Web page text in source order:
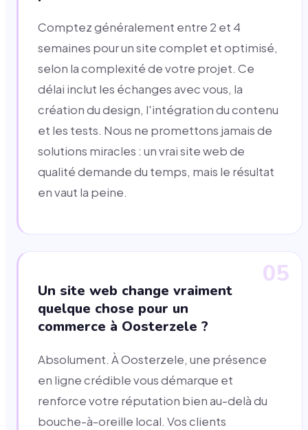
Comptez généralement entre 2 et 4
semaines pour un site complet et optimisé,
selon la complexité de votre projet. Ce
délai inclut les échanges avec vous, la
création du design, l'intégration du contenu
et les tests. Nous ne promettons jamais de
solutions miracles : un vrai site web de
qualité demande du temps, mais le résultat
en vaut la peine.
05
Un site web change vraiment
quelque chose pour un
commerce à Oosterzele ?
Absolument. À Oosterzele, une présence
en ligne crédible vous démarque et
renforce votre réputation bien au-delà du
bouche-à-oreille local. Vos clients